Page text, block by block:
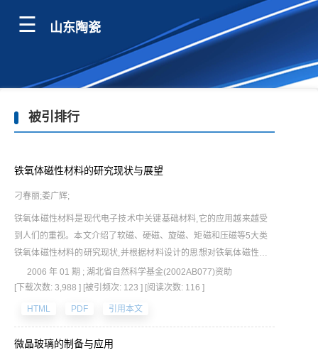
山东陶瓷
被引排行
铁氧体磁性材料的研究现状与展望
刁春丽;娄广辉;
铁氧体磁性材料是现代电子技术中关键基础材料,它的应用越来越受
到人们的重视。本文介绍了软磁、硬磁、旋磁、矩磁和压磁等5大类
铁氧体磁性材料的研究现状,并根据材料设计的思想对铁氧体磁性材
料的发展趋势进行了探讨。
2006 年 01 期 ; 湖北省自然科学基金(2002AB077)资助
[下载次数: 3,988 ] [被引频次: 123 ] [阅读次数: 116 ]
HTML PDF 引用本文
微晶玻璃的制备与应用